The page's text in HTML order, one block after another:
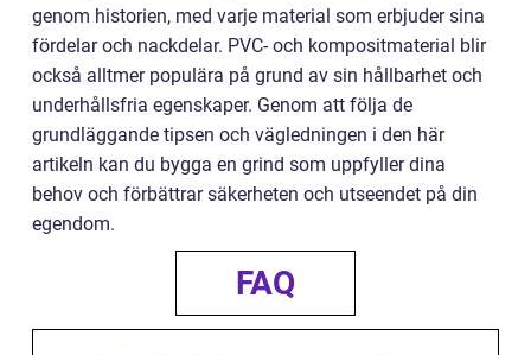
genom historien, med varje material som erbjuder sina
fördelar och nackdelar. PVC- och kompositmaterial blir
också alltmer populära på grund av sin hållbarhet och
underhållsfria egenskaper. Genom att följa de
grundläggande tipsen och vägledningen i den här
artikeln kan du bygga en grind som uppfyller dina
behov och förbättrar säkerheten och utseendet på din
egendom.
FAQ